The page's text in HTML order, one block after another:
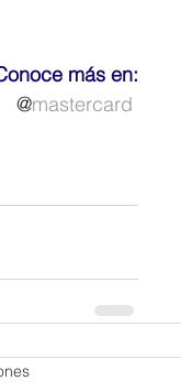
más en:
@mastercard